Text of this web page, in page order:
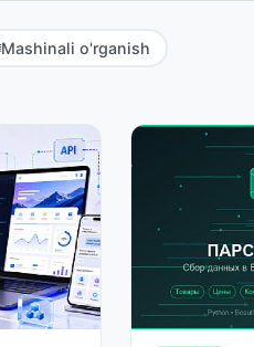
Mashinali o'rganish